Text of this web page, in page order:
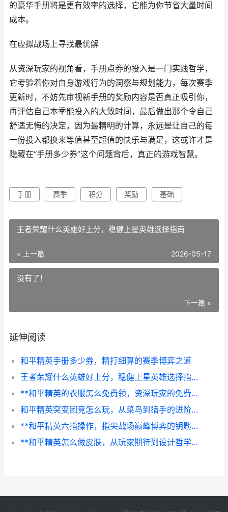
的豪华手册将是更有效率的选择，它能为你节省大量时间
成本。
在虚拟战场上寻找最优解
从资深玩家的视角看，手册点券的投入是一门实践哲学，
它考验着你对自身游戏行为的洞察与规划能力，每次赛季
更新时，不妨先审视新手册的奖励内容是否真正吸引你，
再评估自己本季能投入的大致时间，最后做出那个令自己
舒适无悔的决定，因为最精明的计算，永远是让自己的每
一份投入都换来等值甚至超值的快乐与满足，这或许才是
隐藏在“手册多少券”这个问题背后，真正的游戏智慧。
手册 赛季 积分 奖励 基础
王者荣耀什么英雄好上分，稳健上星英雄选择指南
« 上一篇 2026-05-17
没有了！
下一篇 »
延伸阅读
和平精英手册多少券，精打细算的赛季博弈之道
王者荣耀什么英雄好上分，稳健上星英雄选择指南
**和平精英的衣服怎么免费领，资深玩家的免费时装攻略副标题**
和平精英突变团竞怎么玩，从菜鸟到猎手的进阶指南副标题，掌握突变核心制霸赛场
**和平精英六指操作，指尖战场巅峰博弈的钥匙**
**和平精英怎么做皮肤，从玩家期待到设计哲学**